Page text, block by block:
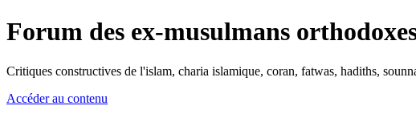
Forum des ex-musulmans
Critiques constructives de l'islam, charia islamique, coran, fatwas, hadiths,
Accéder au contenu